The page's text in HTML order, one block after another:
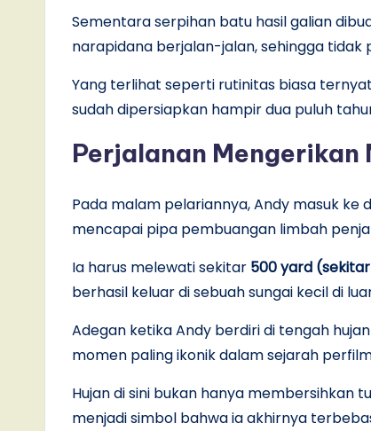
Sementara serpihan batu hasil galian
narapidana berjalan-jalan, sehingga
Yang terlihat seperti rutinitas biasa
sudah dipersiapkan hampir dua puluh
Perjalanan
Pada malam pelariannya, Andy masuk
mencapai pipa pembuangan limbah
Ia harus melewati sekitar 500 yard
berhasil keluar di sebuah sungai kecil di
Adegan ketika Andy berdiri di tengah
momen paling ikonik dalam sejarah
Hujan di sini bukan hanya membersihkan
menjadi simbol bahwa ia akhirnya